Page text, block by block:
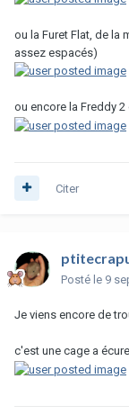
ou la Furet Flat, de la
assez espacés)
ou encore la Freddy
Citer
Posté le 9
Je viens encore de
c'est une cage a